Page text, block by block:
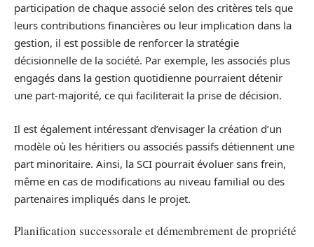
participation de chaque associé selon des critères tels que
leurs contributions financières ou leur implication dans la
gestion, il est possible de renforcer la stratégie
décisionnelle de la société. Par exemple, les associés plus
engagés dans la gestion quotidienne pourraient détenir
une part-majorité, ce qui faciliterait la prise de décision.
Il est également intéressant d’envisager la création d’un
modèle où les héritiers ou associés passifs détiennent une
part minoritaire. Ainsi, la SCI pourrait évoluer sans frein,
même en cas de modifications au niveau familial ou des
partenaires impliqués dans le projet.
Planification successorale et démembrement de propriété